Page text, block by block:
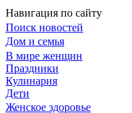
Навигация по сайту
Поиск новостей
Дом и семья
В мире женщин
Праздники
Кулинария
Дети
Женское здоровье